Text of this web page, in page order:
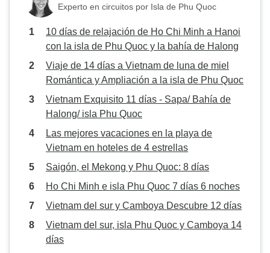
Experto en circuitos por Isla de Phu Quoc
10 días de relajación de Ho Chi Minh a Hanoi
con la isla de Phu Quoc y la bahía de Halong
Viaje de 14 días a Vietnam de luna de miel
Romántica y Ampliación a la isla de Phu Quoc
Vietnam Exquisito 11 días - Sapa/ Bahía de
Halong/ isla Phu Quoc
Las mejores vacaciones en la playa de
Vietnam en hoteles de 4 estrellas
Saigón, el Mekong y Phu Quoc: 8 días
Ho Chi Minh e isla Phu Quoc 7 días 6 noches
Vietnam del sur y Camboya Descubre 12 días
Vietnam del sur, isla Phu Quoc y Camboya 14
días